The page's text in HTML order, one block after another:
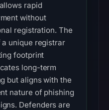
rapid
without
registration. The
a unique registrar
footprint
long-term
but aligns with the
nature of phishing
Defenders are